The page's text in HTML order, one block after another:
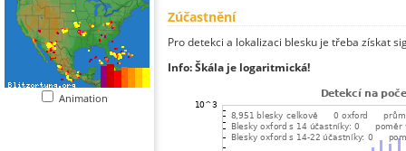
Animation
Zúčastnění
Pro detekci a lokalizaci blesku je třeba získat
Info: Škála je logaritmická!